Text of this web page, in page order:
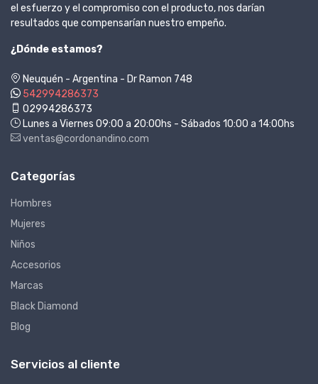
el esfuerzo y el compromiso con el producto, nos darían
resultados que compensarían nuestro empeño.
¿Dónde estamos?
Neuquén - Argentina - Dr Ramon 748
542994286373
02994286373
Lunes a Viernes 09:00 a 20:00hs - Sábados 10:00 a 14:00hs
ventas@cordonandino.com
Categorías
Hombres
Mujeres
Niños
Accesorios
Marcas
Black Diamond
Blog
Servicios al cliente